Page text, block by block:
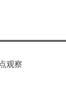
观察